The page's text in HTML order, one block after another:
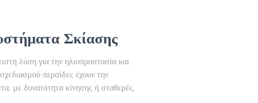
Σκίασης
λύση για την ηλιοπροστασία και
περσίδες έχουν την
με δυνατότητα κίνησης ή σταθερές,